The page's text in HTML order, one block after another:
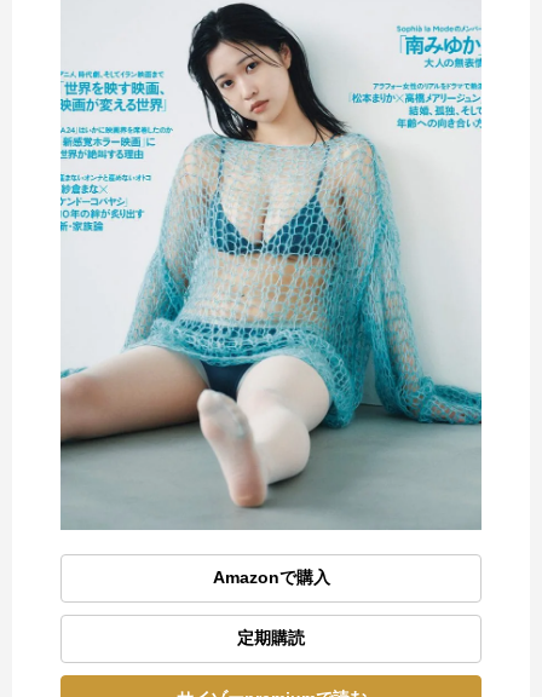
Amazonで購入
定期購読